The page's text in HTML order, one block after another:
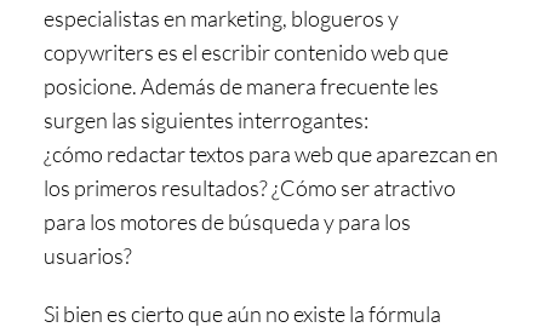
especialistas en marketing, blogueros y
copywriters es elescribir contenido webque
posicione. Además de manera frecuente les
surgen las siguientes interrogantes:
¿cómo redactar textos para webque aparezcan en
los primeros resultados? ¿Cómo ser atractivo
para los motores de búsqueda y para los
usuarios?
Si bien es cierto que aún no existe la fórmula